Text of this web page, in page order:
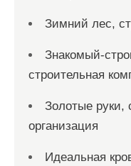
Зимний лес,
Знакомый-
строительная
Золотые руки,
организация
Идеальная